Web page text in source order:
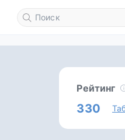
Рейтинг
330